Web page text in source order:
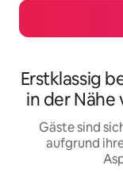
Erstklassig
in der
Gäste sind
aufgrund